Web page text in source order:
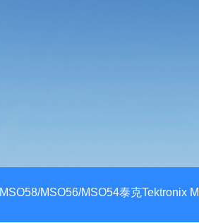
MSO58/MSO56/MSO54泰克Tektronix